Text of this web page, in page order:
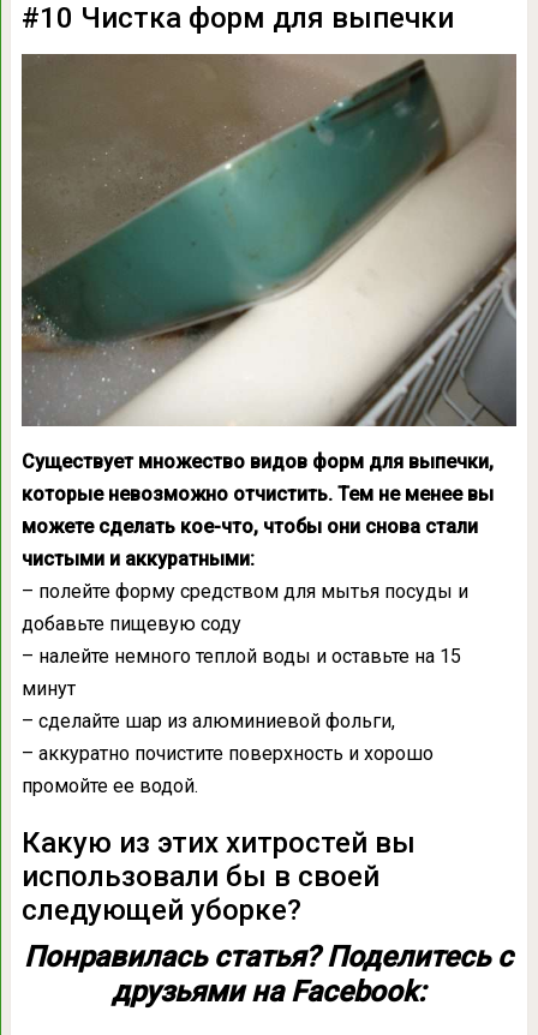
#10 Чистка форм для выпечки
Существует множество видов форм для выпечки,
которые невозможно отчистить. Тем не менее вы
можете сделать кое-что, чтобы они снова стали
чистыми и аккуратными:
– полейте форму средством для мытья посуды и
добавьте пищевую соду
– налейте немного теплой воды и оставьте на 15
минут
– сделайте шар из алюминиевой фольги,
– аккуратно почистите поверхность и хорошо
промойте ее водой.
Какую из этих хитростей вы
использовали бы в своей
следующей уборке?
Понравилась статья? Поделитесь с
друзьями на Facebook: